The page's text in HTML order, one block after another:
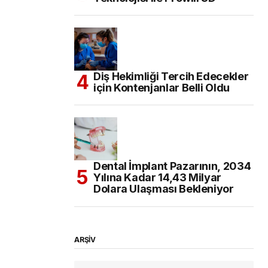
Diş Hekimliği Tercih Edecekler
için Kontenjanlar Belli Oldu
Dental İmplant Pazarının, 2034
Yılına Kadar 14,43 Milyar
Dolara Ulaşması Bekleniyor
ARŞİV